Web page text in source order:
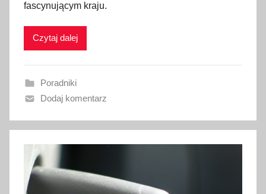
i
w
n
o
k
w
fascynującym kraju.
Czytaj dalej
Poradniki
Dodaj komentarz